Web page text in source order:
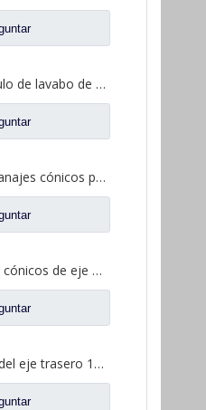
Engranaje de ángulo de lavabo de puente medio para Shamcan DelongTruck repuestos 81.35199.6587
18/27 par de engranajes cónicos para Dena Axle Dongfeng T-Lift Truck repuestos 2502ZHS1827-025/026
Par de engranajes cónicos de eje medio 15/29 para Ankai & Benz Axle Foton Auman North Benz Beiben Truck repuestos A3463535310
Engranaje cónico del eje trasero 15/29 para Ankai & Benz Axle Foton Auman North Benz Beiben Truck repuestos 24.02.101